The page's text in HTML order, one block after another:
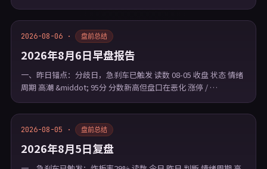
2026-08-06 · 盘前总结
2026年8月6日早盘报告
一、昨日锚点：分歧日，急刹车已触发 读数 08-05 收盘 状态 情绪
周期 高潮 &middot; 95分 分数新高但盘口在恶化 涨停 / …
2026-08-05 · 盘前总结
2026年8月5日复盘